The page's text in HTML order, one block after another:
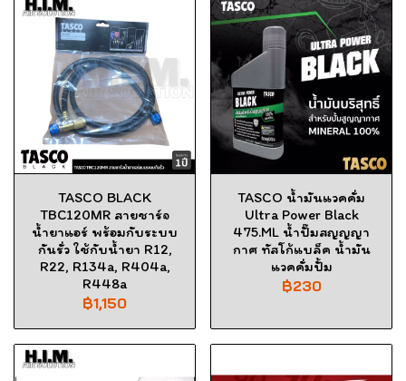
TASCO BLACK
TBC120MR สายชาร์จ
น้ำยาแอร์ พร้อมกับระบบ
กันรั่ว ใช้กับน้ำยา R12,
R22, R134a, R404a,
R448a
฿1,150
TASCO น้ำมันแวคคั่ม
Ultra Power Black
475.ML น้ำปั๊มสญญญา
กาศ ทัสโก้แบล็ค น้ำมัน
แวคคั่มปั้ม
฿230